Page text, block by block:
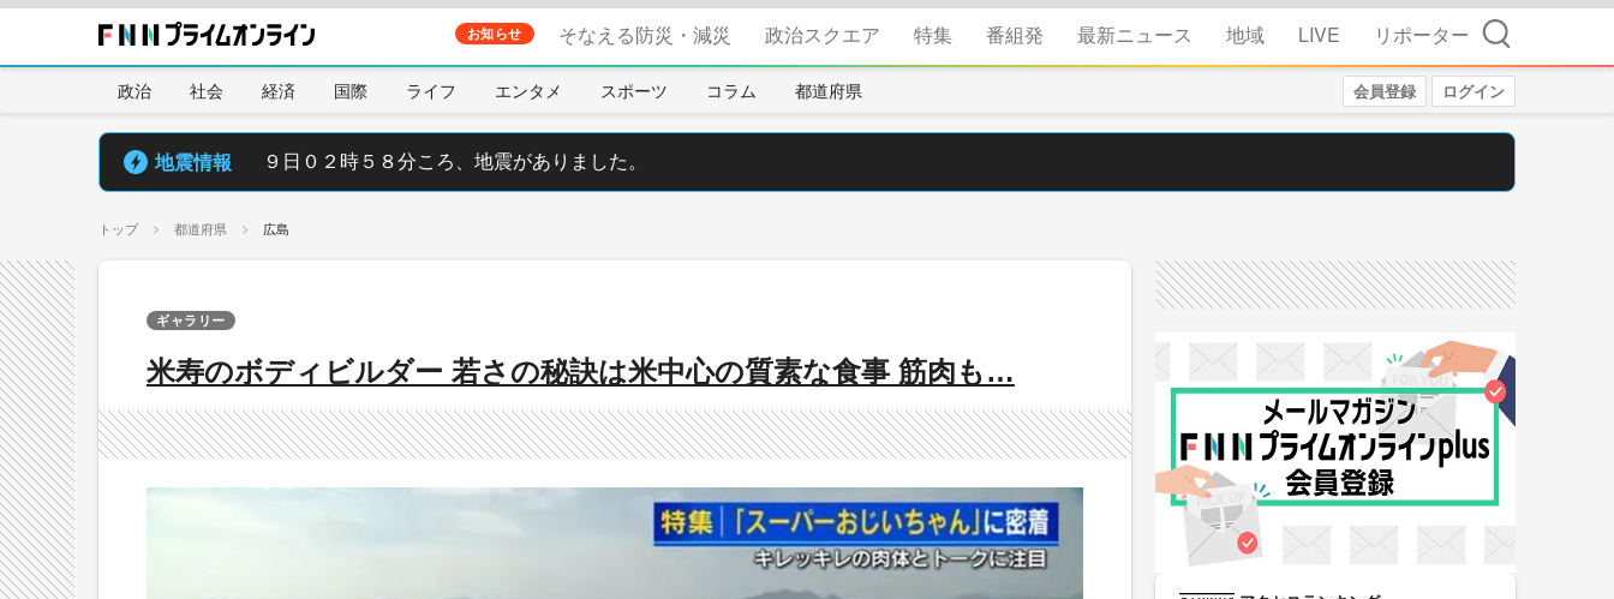
お知らせ そなえる防災・減災 政治スクエア 特集 番組発 最新ニュース 地域 LIVE リポーター 検索
政治 社会 経済 国際 ライフ エンタメ スポーツ コラム 都道府県 会員登録 ログイン
地震情報 ９日０２時５８分ころ、地震がありました。
トップ 都道府県 広島
米寿のボディビルダー 若さの秘訣は米中心の質素な食事 筋肉も…
ギャラリー